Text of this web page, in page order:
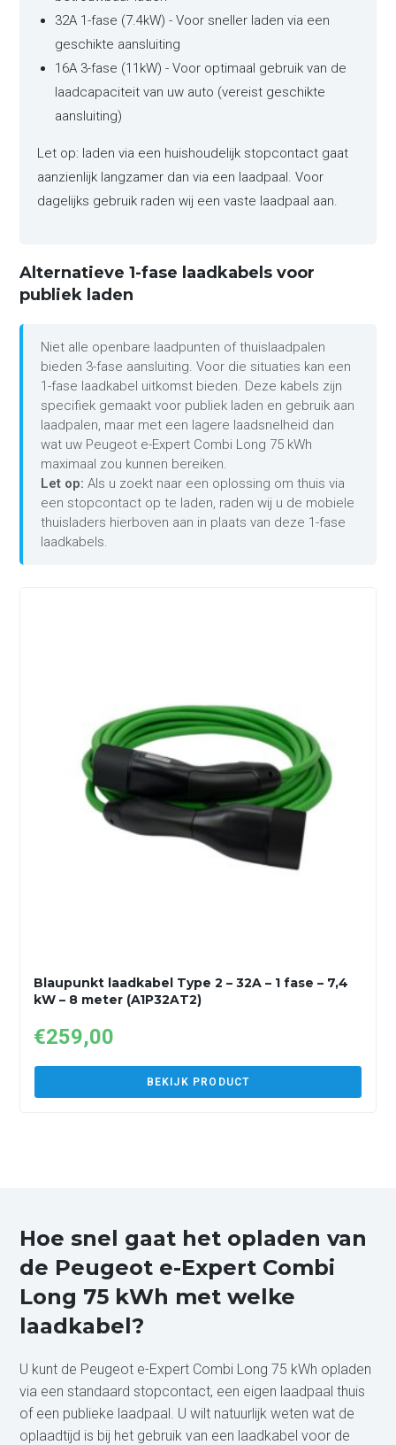
32A 1-fase (7.4kW) - Voor sneller laden via een
geschikte aansluiting
16A 3-fase (11kW) - Voor optimaal gebruik van de
laadcapaciteit van uw auto (vereist geschikte
aansluiting)
Let op: laden via een huishoudelijk stopcontact gaat
aanzienlijk langzamer dan via een laadpaal. Voor
dagelijks gebruik raden wij een vaste laadpaal aan.
Alternatieve 1-fase laadkabels voor
publiek laden
Niet alle openbare laadpunten of thuislaadpalen
bieden 3-fase aansluiting. Voor die situaties kan een
1-fase laadkabel uitkomst bieden. Deze kabels zijn
specifiek gemaakt voor publiek laden en gebruik aan
laadpalen, maar met een lagere laadsnelheid dan
wat uw Peugeot e-Expert Combi Long 75 kWh
maximaal zou kunnen bereiken.
Let op: Als u zoekt naar een oplossing om thuis via
een stopcontact op te laden, raden wij u de mobiele
thuisladers hierboven aan in plaats van deze 1-fase
laadkabels.
Blaupunkt laadkabel Type 2 – 32A – 1 fase – 7,4
kW – 8 meter (A1P32AT2)
€259,00
BEKIJK PRODUCT
Hoe snel gaat het opladen van
de Peugeot e-Expert Combi
Long 75 kWh met welke
laadkabel?
U kunt de Peugeot e-Expert Combi Long 75 kWh opladen
via een standaard stopcontact, een eigen laadpaal thuis
of een publieke laadpaal. U wilt natuurlijk weten wat de
oplaadtijd is bij het gebruik van een laadkabel voor de